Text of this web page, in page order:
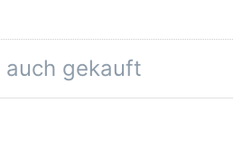
gekauft